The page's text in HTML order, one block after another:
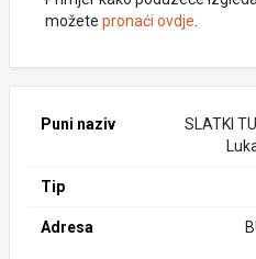
možete pronaći ovdje
Puni naziv
SLATKI
Tip
Adresa